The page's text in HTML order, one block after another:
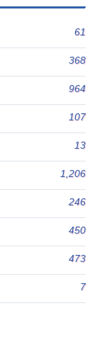
61
368
964
107
13
1,206
246
450
473
7